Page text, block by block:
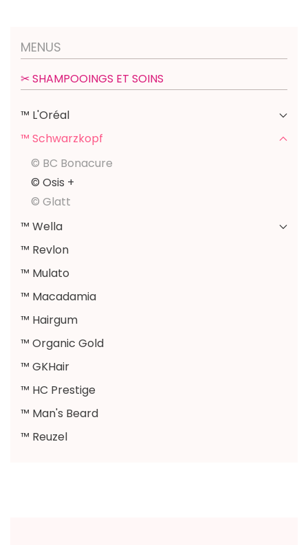
MENUS
✂︎ SHAMPOOINGS ET SOINS
™ L'Oréal
™ Schwarzkopf
© BC Bonacure
© Osis +
© Glatt
™ Wella
™ Revlon
™ Mulato
™ Macadamia
™ Hairgum
™ Organic Gold
™ GKHair
™ HC Prestige
™ Man's Beard
™ Reuzel